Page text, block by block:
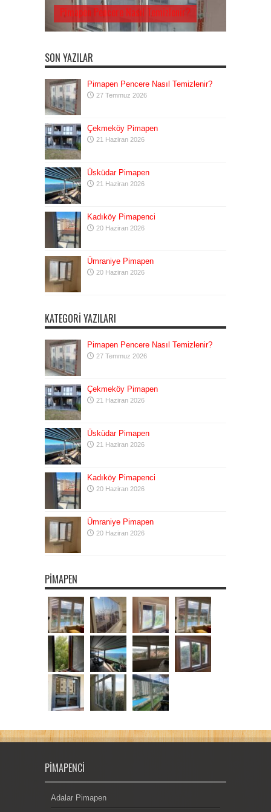
Pimapen Pencere Nasıl Temizlenir?
SON YAZILAR
Pimapen Pencere Nasıl Temizlenir?
27 Temmuz 2026
Çekmeköy Pimapen
21 Haziran 2026
Üsküdar Pimapen
21 Haziran 2026
Kadıköy Pimapenci
20 Haziran 2026
Ümraniye Pimapen
20 Haziran 2026
KATEGORI YAZILARI
Pimapen Pencere Nasıl Temizlenir?
27 Temmuz 2026
Çekmeköy Pimapen
21 Haziran 2026
Üsküdar Pimapen
21 Haziran 2026
Kadıköy Pimapenci
20 Haziran 2026
Ümraniye Pimapen
20 Haziran 2026
PIMAPEN
PIMAPENCI
Adalar Pimapen